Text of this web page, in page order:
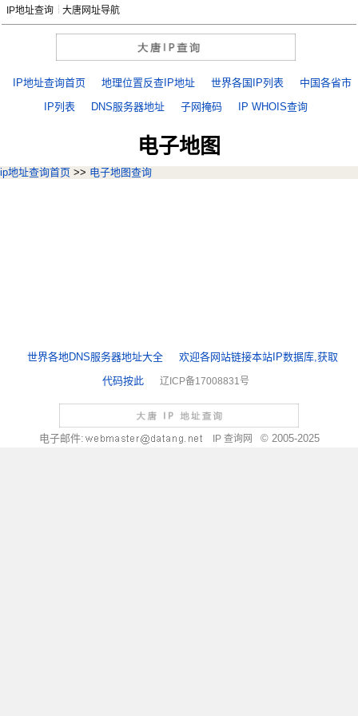
大唐网址导航
IP地址查询
IP地址查询首页 地理位置反查IP地址 世界各国IP列表
中国各省市
IP列表
DNS服务器地址 子网掩码 IP WHOIS查询
电子地图
ip地址查询首页 >> 电子地图查询
世界各地DNS服务器地址大全
欢迎各网站链接本站IP数据库,获取
代码按此
辽ICP备17008831号
电子邮件: IP 查询网 © 2005-2025